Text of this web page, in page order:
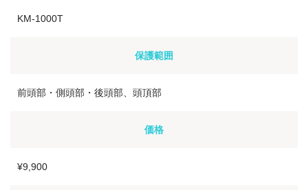
KM-1000T
保護範囲
前頭部・側頭部・後頭部、頭頂部
価格
¥9,900